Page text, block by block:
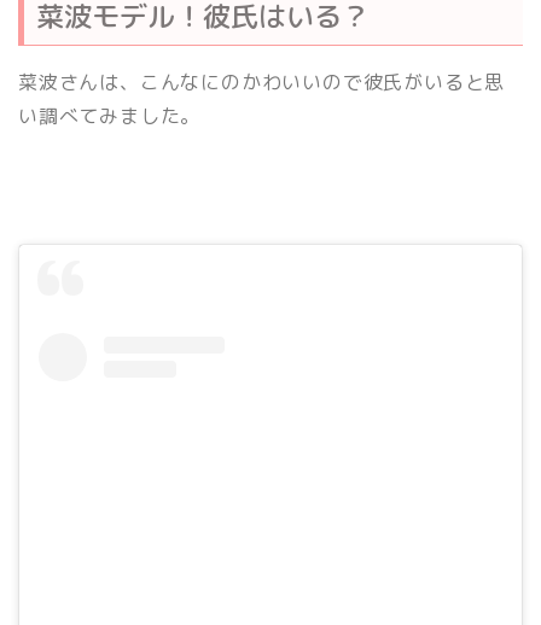
菜波モデル！彼氏はいる？
菜波さんは、こんなにのかわいいので彼氏がいると思
い調べてみました。